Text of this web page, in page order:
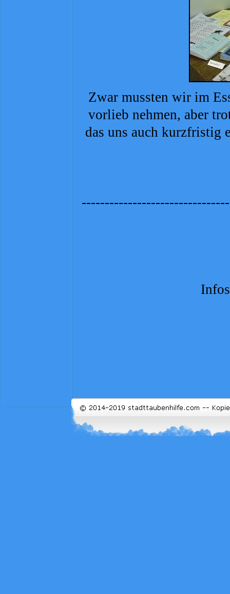
Zwar mussten wir im
vorlieb nehmen, aber
das uns auch kurzfristig
--------------------------------